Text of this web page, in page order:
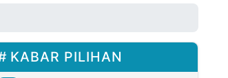
KABAR PILIHAN